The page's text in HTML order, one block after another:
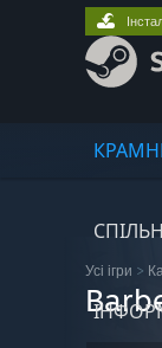
Усі ігри >